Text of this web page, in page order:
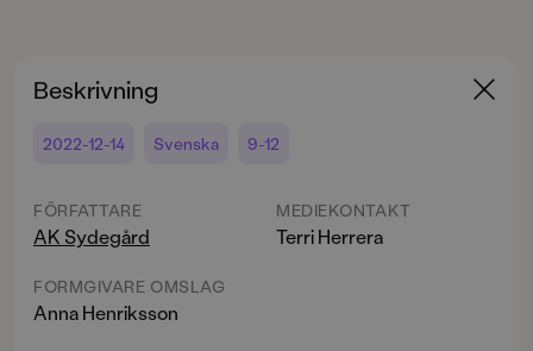
Beskrivning
2022-12-14 Svenska 9-12
FÖRFATTARE
AK Sydegård
FORMGIVARE OMSLAG
Anna Henriksson
MEDIEKONTAKT
Terri Herrera